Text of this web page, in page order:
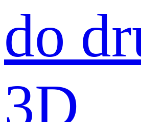
do
3D